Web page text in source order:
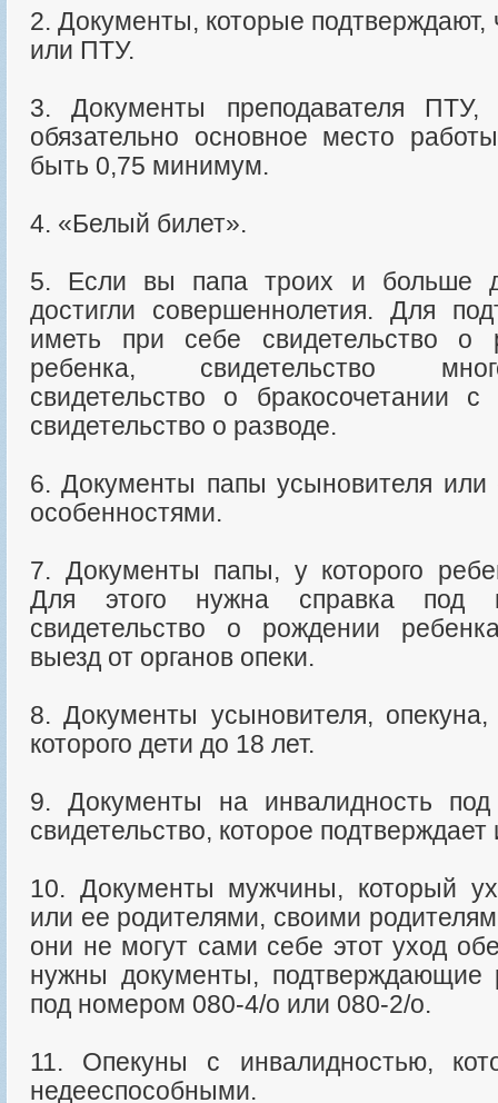
2. Документы, которые подтверждают,
или ПТУ.
3. Документы преподавателя
обязательно основное место
быть 0,75 минимум.
4. «Белый билет».
5. Если вы папа троих и больше
достигли совершеннолетия. Для
иметь при себе свидетельство о
ребенка, свидетельство
свидетельство о бракосочетании
свидетельство о разводе.
6. Документы папы усыновителя или
особенностями.
7. Документы папы, у которого
Для этого нужна справка под
свидетельство о рождении
выезд от органов опеки.
8. Документы усыновителя,
которого дети до 18 лет.
9. Документы на инвалидность
свидетельство, которое
10. Документы мужчины, который
или ее родителями, своими
они не могут сами себе этот уход
нужны документы, подтверждающие
под номером 080-4/о или 080-2/о.
11. Опекуны с инвалидностью,
недееспособными.